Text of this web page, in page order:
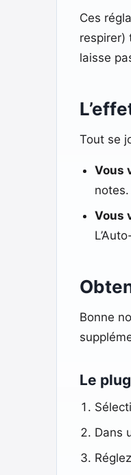
Ces
respirer)
laisse
Tout se
Vous
Vous
Bonne
Le
Dans